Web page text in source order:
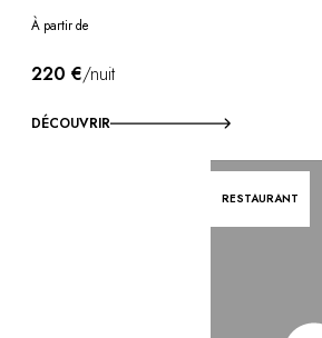
À partir de
220 €/nuit
DÉCOUVRIR
RESTAURANT